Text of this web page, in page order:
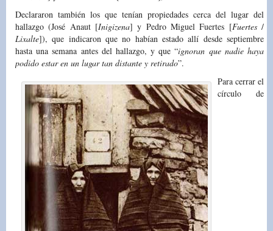
Declararon también los que tenían propiedades cerca del lugar del
hallazgo (José Anaut [Inigizena] y Pedro Miguel Fuertes [Fuertes/
Lixalte]), que indicaron que no habían estado allí desde septiembre
hasta una semana antes del hallazgo, y que “ignoran que nadie haya
podido estar en un lugar tan distante y retirado”.
Para cerrar el
círculo de